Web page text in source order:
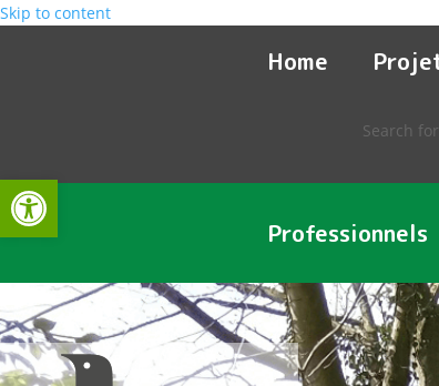
Skip to content
Ouvrir la barre d’outils
Home
Search
Professionnels